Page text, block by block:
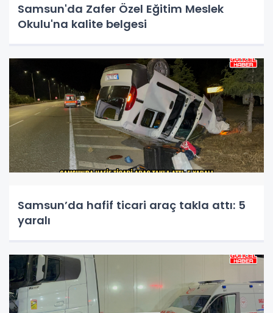
Samsun'da Zafer Özel Eğitim Meslek
Okulu'na kalite belgesi
Samsun’da hafif ticari araç takla attı: 5
yaralı